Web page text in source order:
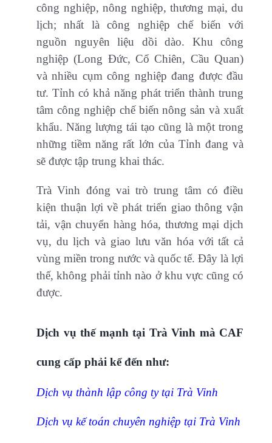
công nghiệp, nông nghiệp, thương mại, du
lịch; nhất là công nghiệp chế biến với
nguồn nguyên liệu dồi dào. Khu công
nghiệp (Long Đức, Cổ Chiên, Cầu Quan)
và nhiều cụm công nghiệp đang được đầu
tư. Tỉnh có khả năng phát triển thành trung
tâm công nghiệp chế biến nông sản và xuất
khẩu. Năng lượng tái tạo cũng là một trong
những tiềm năng rất lớn của Tỉnh đang và
sẽ được tập trung khai thác.
Trà Vinh đóng vai trò trung tâm có điều
kiện thuận lợi về phát triển giao thông vận
tải, vận chuyển hàng hóa, thương mại dịch
vụ, du lịch và giao lưu văn hóa với tất cả
vùng miền trong nước và quốc tế. Đây là lợi
thế, không phải tỉnh nào ở khu vực cũng có
được.
Dịch vụ thế mạnh tại Trà Vinh mà CAF
cung cấp phải kể đến như:
Dịch vụ thành lập công ty tại Trà Vinh
Dịch vụ kế toán chuyên nghiệp tại Trà Vinh